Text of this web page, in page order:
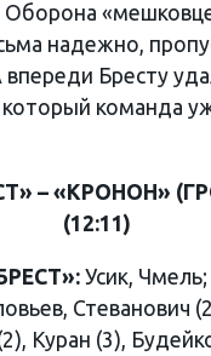
надежно,
впереди Бресту
команда
– «КРОНОН»
(12:11)
Усик, Чмель;
Стеванович
Куран (3),